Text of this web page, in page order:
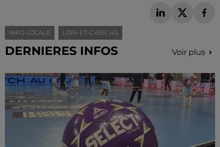
INFO LOCALE LOIR-ET-CHER (41)
DERNIERES INFOS Voir plus